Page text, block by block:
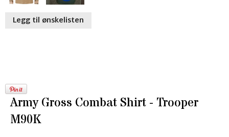
Legg til ønskelisten
Army Gross Combat Shirt - Trooper
M90K